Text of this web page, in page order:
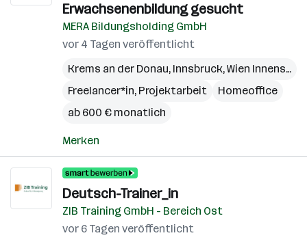
Erwachsenenbildung gesucht
MERA Bildungsholding GmbH
vor 4 Tagen veröffentlicht
Krems an der Donau, Innsbruck,Wien Innenstadt
Freelancer*in, Projektarbeit
Homeoffice
ab 600 € monatlich
Merken
Deutsch-Trainer_in
ZIB Training GmbH - Bereich Ost
vor 6 Tagen veröffentlicht